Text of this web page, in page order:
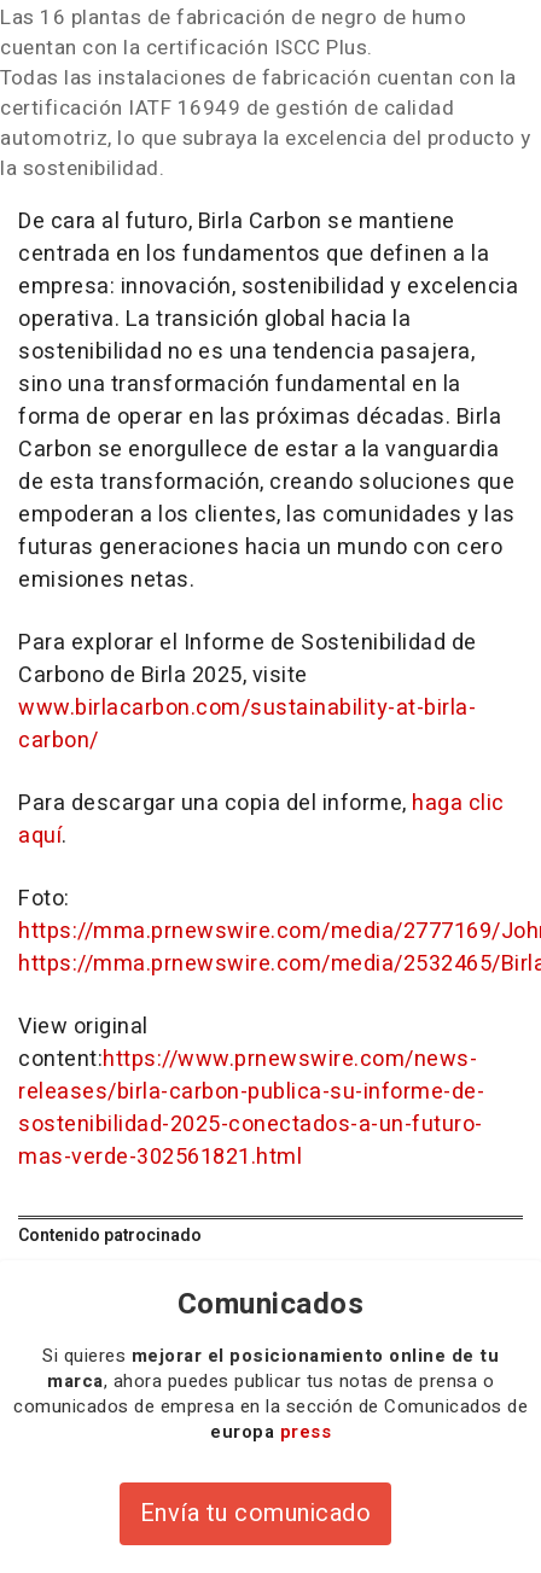
Las 16 plantas de fabricación de negro de humo
cuentan con la certificación ISCC Plus.
Todas las instalaciones de fabricación cuentan con la
certificación IATF 16949 de gestión de calidad
automotriz, lo que subraya la excelencia del producto y
la sostenibilidad.
De cara al futuro, Birla Carbon se mantiene
centrada en los fundamentos que definen a la
empresa: innovación, sostenibilidad y excelencia
operativa. La transición global hacia la
sostenibilidad no es una tendencia pasajera,
sino una transformación fundamental en la
forma de operar en las próximas décadas. Birla
Carbon se enorgullece de estar a la vanguardia
de esta transformación, creando soluciones que
empoderan a los clientes, las comunidades y las
futuras generaciones hacia un mundo con cero
emisiones netas.
Para explorar el Informe de Sostenibilidad de
Carbono de Birla 2025, visite
www.birlacarbon.com/sustainability-at-birla-
carbon/
Para descargar una copia del informe, haga clic
aquí.
Foto:
https://mma.prnewswire.com/media/2777169/
https://mma.prnewswire.com/media/2532465/
View original
content:https://www.prnewswire.com/news-
releases/birla-carbon-publica-su-informe-de-
sostenibilidad-2025-conectados-a-un-futuro-
mas-verde-302561821.html
Contenido patrocinado
Comunicados
Si quieres mejorar el posicionamiento online de tu
marca, ahora puedes publicar tus notas de prensa o
comunicados de empresa en la sección de Comunicados de
europa press
Envía tu comunicado